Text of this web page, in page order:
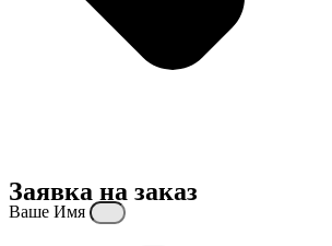
Заявка на заказ
Ваше Имя